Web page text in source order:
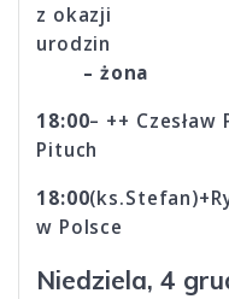
z okazji
– żona
18:00– ++
Pituch
18:00
w Polsce
Niedziela, 4